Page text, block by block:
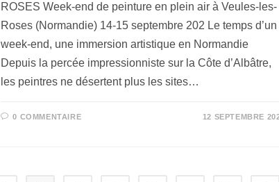
ROSES Week-end de peinture en plein air à Veules-les-
Roses (Normandie) 14-15 septembre 202 Le temps d’un
week-end, une immersion artistique en Normandie
Depuis la percée impressionniste sur la Côte d’Albâtre,
les peintres ne désertent plus les sites…
0 COMMENTAIRE 12 SEPTEMBRE